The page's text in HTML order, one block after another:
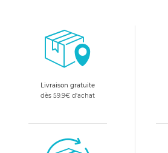
Livraison gratuite
dès 59.9€ d'achat